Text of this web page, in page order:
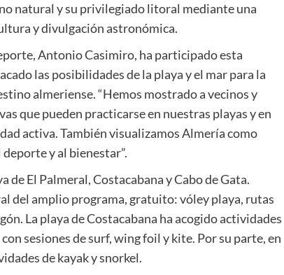
natural y su privilegiado litoral mediante una
y divulgación astronómica.
Antonio Casimiro, ha participado esta
las posibilidades de la playa y el mar para la
almeriense. “Hemos mostrado a vecinos y
que pueden practicarse en nuestras playas y en
activa. También visualizamos Almería como
y al bienestar”.
El Palmeral, Costacabana y Cabo de Gata.
del amplio programa, gratuito: vóley playa, rutas
La playa de Costacabana ha acogido actividades
sesiones de surf, wing foil y kite. Por su parte, en
de kayak y snorkel.